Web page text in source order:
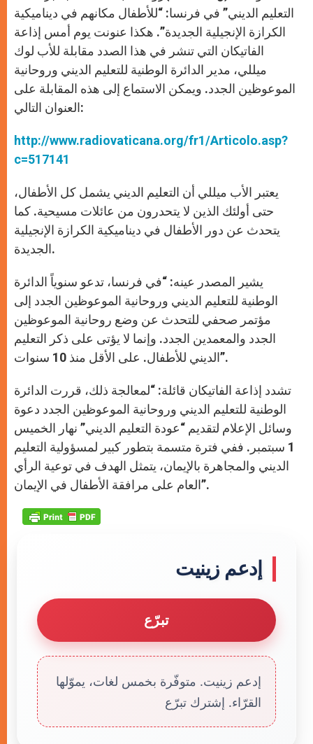
r
التعليم الديني” في فرنسا: “للأطفال مكانهم في ديناميكية
الكرازة الإنجيلية الجديدة”. هكذا عنونت يوم أمس إذاعة
الفاتيكان التي تنشر في هذا الصدد مقابلة للأب لوك
ميللي، مدير الدائرة الوطنية للتعليم الديني وروحانية
الموعوظين الجدد. ويمكن الاستماع إلى هذه المقابلة على
العنوان التالي:
http://www.radiovaticana.org/fr1/Articolo.asp?
c=517141
يعتبر الأب ميللي أن التعليم الديني يشمل كل الأطفال،
حتى أولئك الذين لا يتحدرون من عائلات مسيحية. كما
يتحدث عن دور الأطفال في ديناميكية الكرازة الإنجيلية
الجديدة.
يشير المصدر عينه: “في فرنسا، تدعو سنوياً الدائرة
الوطنية للتعليم الديني وروحانية الموعوظين الجدد إلى
مؤتمر صحفي للتحدث عن وضع روحانية الموعوظين
الجدد والمعمدين الجدد. وإنما لا يؤتى على ذكر التعليم
الديني للأطفال. على الأقل منذ 10 سنوات”.
تشدد إذاعة الفاتيكان قائلة: “لمعالجة ذلك، قررت الدائرة
الوطنية للتعليم الديني وروحانية الموعوظين الجدد دعوة
وسائل الإعلام لتقديم “عودة التعليم الديني” نهار الخميس
1 سبتمبر. ففي فترة متسمة بتطور كبير لمسؤولية التعليم
الديني والمجاهرة بالإيمان، يتمثل الهدف في توعية الرأي
العام على مرافقة الأطفال في الإيمان”.
إدعم زينيت
تبرّع
إدعم زينيت. متوفّرة بخمس لغات، يموّلها
القرّاء. إشترك تبرّع